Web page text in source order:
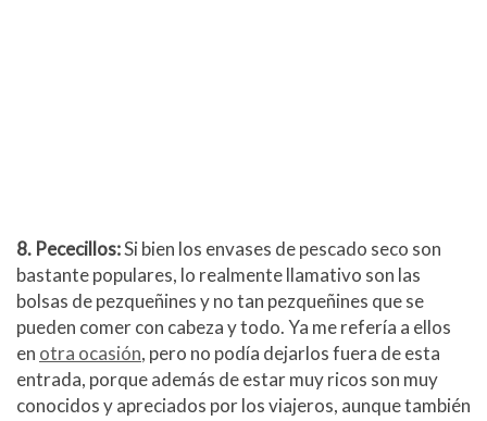
8. Pececillos:Si bien los envases de pescado seco son
bastante populares, lo realmente llamativo son las
bolsas de pezqueñines y no tan pezqueñines que se
pueden comer con cabeza y todo. Ya me refería a ellos
en otra ocasión, pero no podía dejarlos fuera de esta
entrada, porque además de estar muy ricos son muy
conocidos y apreciados por los viajeros, aunque también